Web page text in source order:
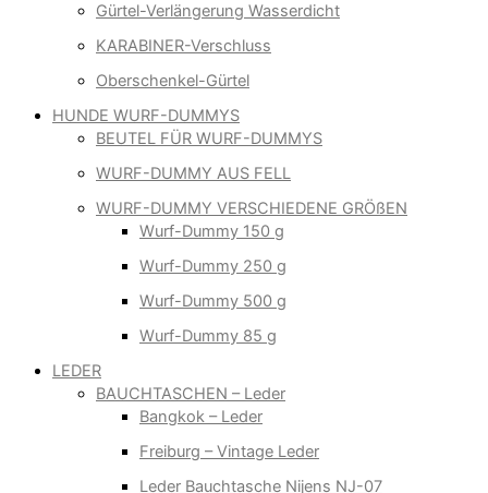
Gürtel-Verlängerung Wasserdicht
KARABINER-Verschluss
Oberschenkel-Gürtel
HUNDE WURF-DUMMYS
BEUTEL FÜR WURF-DUMMYS
WURF-DUMMY AUS FELL
WURF-DUMMY VERSCHIEDENE GRÖßEN
Wurf-Dummy 150 g
Wurf-Dummy 250 g
Wurf-Dummy 500 g
Wurf-Dummy 85 g
LEDER
BAUCHTASCHEN – Leder
Bangkok – Leder
Freiburg – Vintage Leder
Leder Bauchtasche Nijens NJ-07